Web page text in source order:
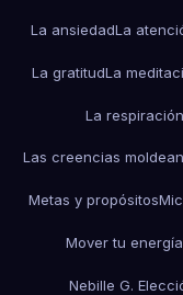
La ansiedadLa
La gratitudLa
La respiración
Las creencias
Metas y propósitos
Mover tu energía
Nebille G.